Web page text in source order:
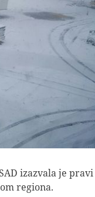
izazvala je pravi
regiona.